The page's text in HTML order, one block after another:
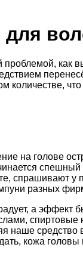
как
количестве,
на голове
спрашивают
разных
а
спиртовые
наше средство
кожа